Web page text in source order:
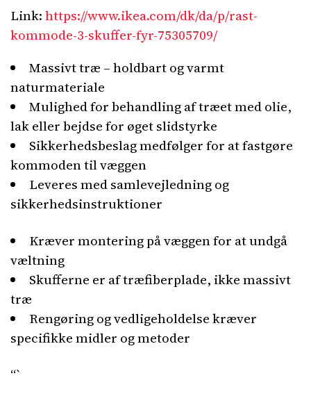
Link:https://www.ikea.com/dk/da/p/rast-
kommode-3-skuffer-fyr-75305709/
Massivt træ – holdbart og varmt
naturmateriale
Mulighed for behandling af træet med olie,
lak eller bejdse for øget slidstyrke
Sikkerhedsbeslag medfølger for at fastgøre
kommoden til væggen
Leveres med samlevejledning og
sikkerhedsinstruktioner
Kræver montering på væggen for at undgå
væltning
Skufferne er af træfiberplade, ikke massivt
træ
Rengøring og vedligeholdelse kræver
specifikke midler og metoder
“`